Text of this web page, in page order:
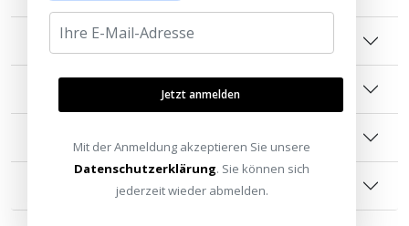
Wave Guide aus der Silver-Serie
Optimierte Chassis-Konstruktion
Hochwertige Verarbeitungsqualität
Jetzt anmelden
Mit der Anmeldung akzeptieren Sie unsere
Datenschutzerklärung. Sie können sich
jederzeit wieder abmelden.